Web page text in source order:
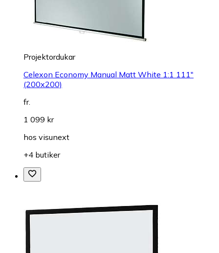
Projektordukar
Celexon Economy Manual Matt White 1:1 111"
(200x200)
fr.
1 099 kr
hos visunext
+4 butiker